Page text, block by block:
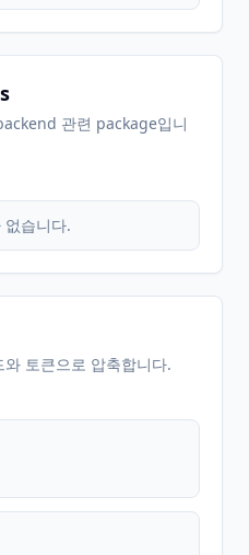
관련 package입니
습니다.
토큰으로 압축합니다.